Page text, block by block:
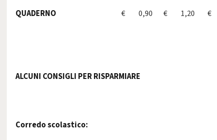
QUADERNO € 0,90 € 1,20 €
ALCUNI CONSIGLI PER RISPARMIARE
Corredo scolastico: